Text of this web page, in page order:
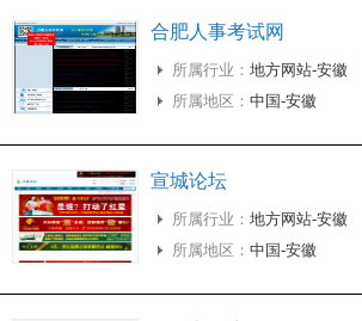
合肥人事考试网
所属行业： 地方网站-安徽
所属地区： 中国-安徽
宣城论坛
所属行业： 地方网站-安徽
所属地区： 中国-安徽